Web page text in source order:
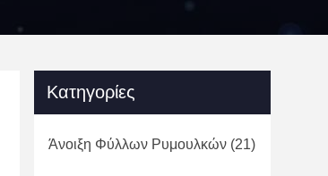
Κατηγορίες
Άνοιξη Φύλλων Ρυμουλκών (21)